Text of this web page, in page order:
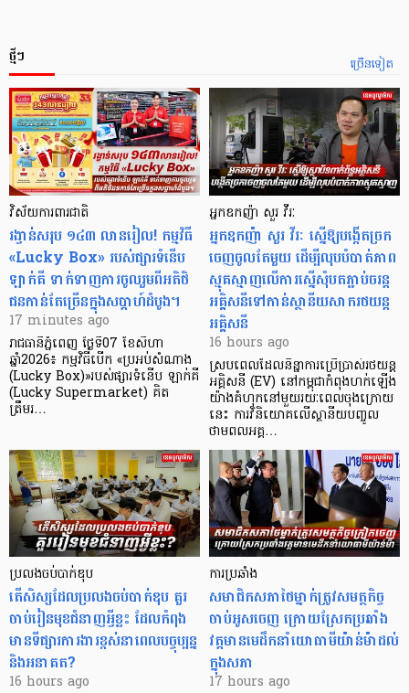
ច្រើនទៀត
ថ្មីៗ
វិស័យការពារជាតិ
រង្វាន់សរុប ១៤៣ លានរៀល! កម្មវិធី
«Lucky Box» របស់ផ្សារទំនើប
ឡាក់គី ទាក់ទាញការចូលរួមពីអតិថិ
ជនកាន់តែច្រើនក្នុងសប្តាហ៍ដំបូង។
17 minutes ago
រាជធានីភ្នំពេញ ថ្ងៃទី07 ខែសីហា
ឆ្នាំ2026៖ កម្មវិធីបេីក «ប្រអប់សំណាង
(Lucky Box)»របស់ផ្សារទំនើប ឡាក់គី
(Lucky Supermarket) គិត
ត្រឹមរ…
អ្នកឧកញ៉ា សួរ វីរៈ
អ្នកឧកញ៉ា សួរ វីរៈ ស្នើឱ្យបង្កើតច្រក
ចេញចូលតែមួយ ដើម្បីលុបបំបាត់ភាព
ស្មុគស្មាញលើការស្នើសុំបតភ្ជាប់ចរន្ត
អគ្គិសនីទៅកាន់ស្ថានីយសាករថយន្ត
អគ្គិសនី
16 hours ago
ស្របពេលដែលនិន្នាការប្រើប្រាស់រថយន្ត
អគ្គិសនី (EV) នៅកម្ពុជាកំពុងហក់ឡើង
យ៉ាងគំហុកនៅមួយរយៈពេលចុងក្រោយ
នេះ ការវិនិយោគលើស្ថានីយបញ្ចូល
ថាមពលអគ្គ…
ប្រលងចប់បាក់ឌុប
តើសិស្សដែលប្រលងចប់បាក់ឌុប គួរ
ចាប់រៀនមុខជំនាញអ្វីខ្លះ ដែលកំពុង
មានទីផ្សារការងារខ្ពស់នាពេលបច្ចុប្បន្ន
និងអនាគត?
16 hours ago
ការប្រឆាំង
សមាជិកសភាថៃម្នាក់ត្រូវសមត្ថកិច្ច
ចាប់អូសចេញ ក្រោយស្រែកប្រឆាំង
វត្តមានមេដឹកនាំយោធាមីយ៉ាន់ម៉ាដល់
ក្នុងសភា
17 hours ago